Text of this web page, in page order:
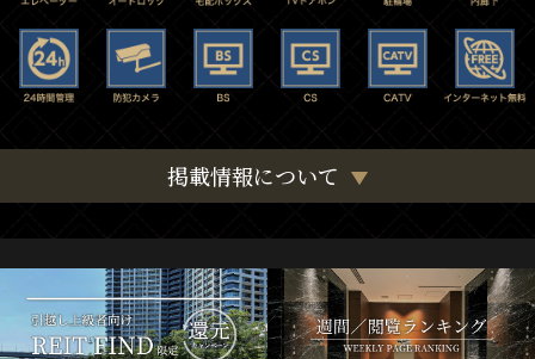
掲載情報について